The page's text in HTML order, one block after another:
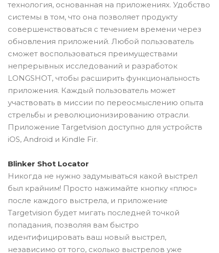
технология, основанная на приложениях. Удобство
системы в том, что она позволяет продукту
совершенствоваться с течением времени через
обновления приложений. Любой пользователь
сможет воспользоваться преимуществами
непрерывных исследований и разработок
LONGSHOT, чтобы расширить функциональность
приложения. Каждый пользователь может
участвовать в миссии по переосмыслению опыта
стрельбы и революционизированию отрасли.
Приложение Targetvision доступно для устройств
iOS, Android и Kindle Fir.
Blinker Shot Locator
Никогда не нужно задумываться какой выстрел
был крайним! Просто нажимайте кнопку «плюс»
после каждого выстрела, и приложение
Targetvision будет мигать последней точкой
попадания, позволяя вам быстро
идентифицировать ваш новый выстрел,
независимо от того, сколько выстрелов уже